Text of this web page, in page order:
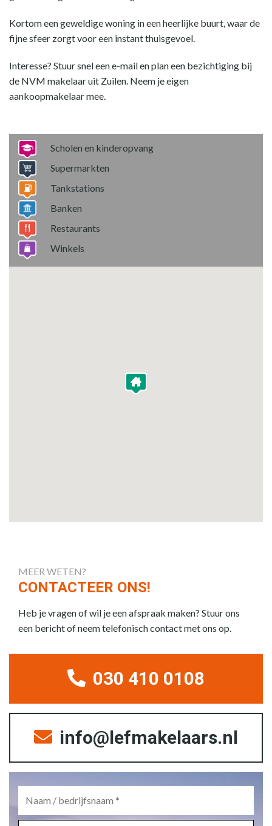
Kortom een geweldige woning in een heerlijke buurt, waar de
fijne sfeer zorgt voor een instant thuisgevoel.
Interesse? Stuur snel een e-mail en plan een bezichtiging bij
de NVM makelaar uit Zuilen. Neem je eigen
aankoopmakelaar mee.
Scholen en kinderopvang
Supermarkten
Tankstations
Banken
Restaurants
Winkels
MEER WETEN?
CONTACTEER ONS!
Heb je vragen of wil je een afspraak maken? Stuur ons
een bericht of neem telefonisch contact met ons op.
030 410 0108
info@lefmakelaars.nl